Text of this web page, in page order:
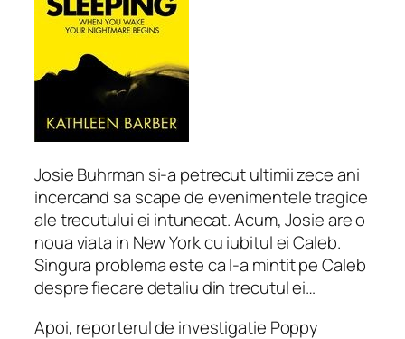
Josie Buhrman si-a petrecut ultimii zece ani
incercand sa scape de evenimentele tragice
ale trecutului ei intunecat. Acum, Josie are o
noua viata in New York cu iubitul ei Caleb.
Singura problema este ca l-a mintit pe Caleb
despre fiecare detaliu din trecutul ei…
Apoi, reporterul de investigatie Poppy